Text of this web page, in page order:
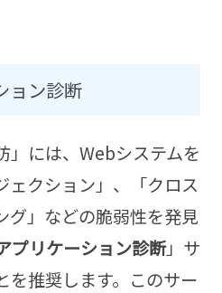
ョン診断
」には、Webシステムを
ェクション」、「クロス
グ」などの脆弱性を発見
プリケーション診断」サ
を推奨します。このサー